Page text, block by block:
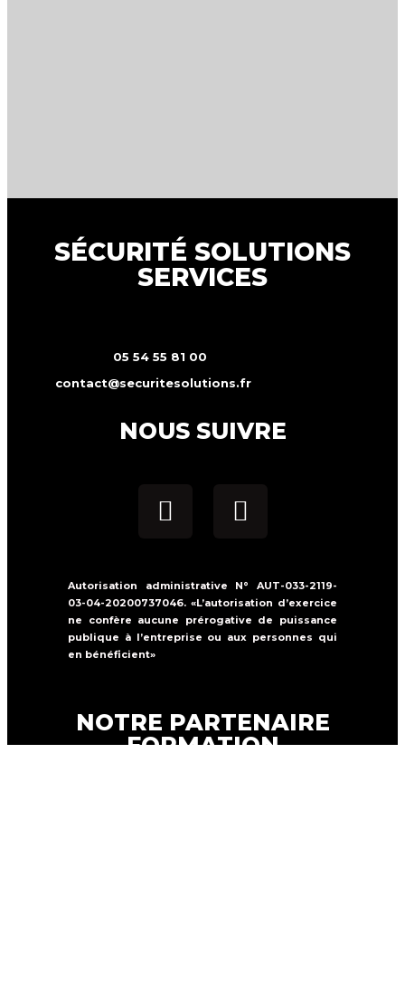
SÉCURITÉ SOLUTIONS
SERVICES
05 54 55 81 00
contact@securitesolutions.fr
NOUS SUIVRE
Autorisation administrative N° AUT-033-2119-
03-04-20200737046. «L’autorisation d’exercice
ne confère aucune prérogative de puissance
publique à l’entreprise ou aux personnes qui
en bénéficient»
NOTRE PARTENAIRE
FORMATION